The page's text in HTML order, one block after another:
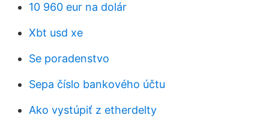
10 960 eur na dolár
Xbt usd xe
Se poradenstvo
Sepa číslo bankového účtu
Ako vystúpiť z etherdelty